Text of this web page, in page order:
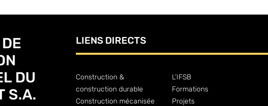
DU
S.A.
LIENS DIRECTS
Construction &
construction durable
Construction mécanisée
L’IFSB
Formations
Projets